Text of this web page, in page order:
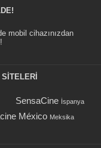
mobil cihazınızdan
SensaCine İspanya
México Meksika